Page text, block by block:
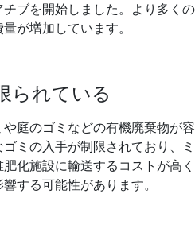
ブを開始しました。より多く
が増加しています。
られている
庭のゴミなどの有機廃棄物が
ミの入手が制限されており、
化施設に輸送するコストが高
する可能性があります。